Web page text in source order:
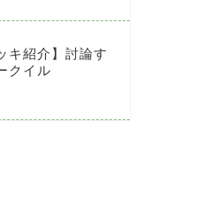
キ紹介】討論す
クイル